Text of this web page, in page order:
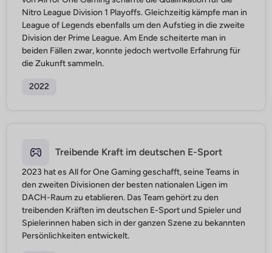
Nitro League Division 1 Playoffs. Gleichzeitig kämpfe man in
League of Legends ebenfalls um den Aufstieg in die zweite
Division der Prime League. Am Ende scheiterte man in
beiden Fällen zwar, konnte jedoch wertvolle Erfahrung für
die Zukunft sammeln.
2022
Treibende Kraft im deutschen E-Sport
2023 hat es All for One Gaming geschafft, seine Teams in
den zweiten Divisionen der besten nationalen Ligen im
DACH-Raum zu etablieren. Das Team gehört zu den
treibenden Kräften im deutschen E-Sport und Spieler und
Spielerinnen haben sich in der ganzen Szene zu bekannten
Persönlichkeiten entwickelt.